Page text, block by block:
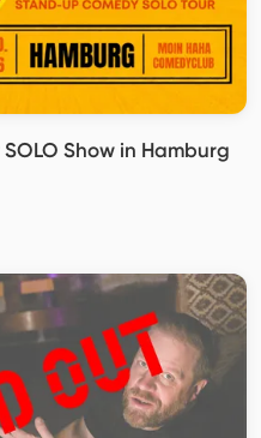
Show in Hamburg